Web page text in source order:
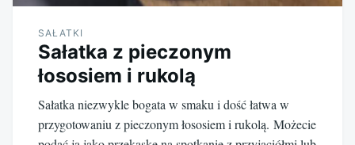
SAŁATKI
Sałatka z pieczonym
łososiem i rukolą
Sałatka niezwykle bogata w smaku i dość łatwa w
przygotowaniu z pieczonym łososiem i rukolą. Możecie